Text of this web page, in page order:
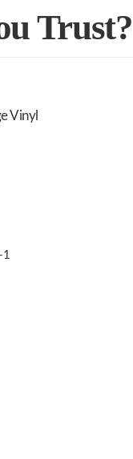
Trust?
Vinyl